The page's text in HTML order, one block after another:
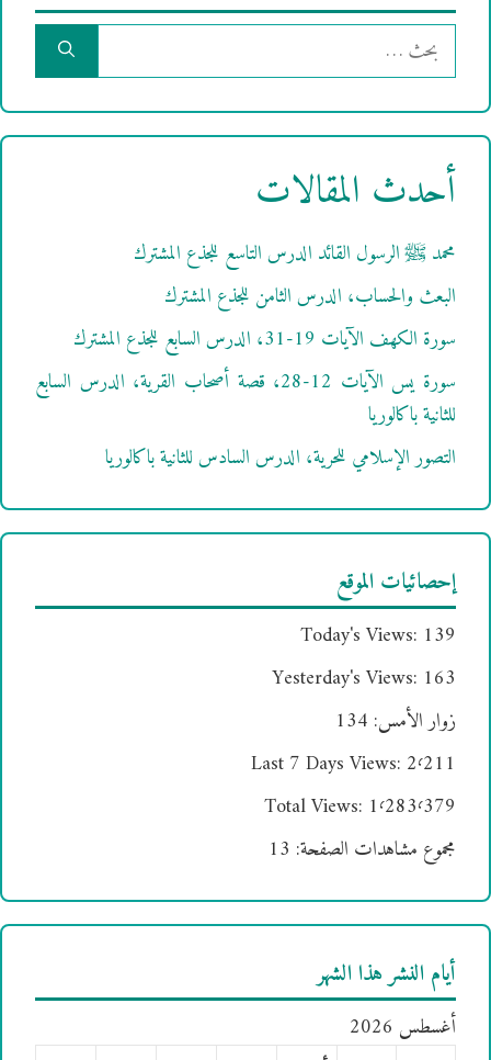
البحث
عن:
أحدث المقالات
محمد ﷺ الرسول القائد الدرس التاسع للجذع المشترك
البعث والحساب، الدرس الثامن للجذع المشترك
سورة الكهف الآيات 19-31، الدرس السابع للجذع المشترك
سورة يس الآيات 12-28، قصة أصحاب القرية، الدرس السابع
للثانية باكالوريا
التصور الإسلامي للحرية، الدرس السادس للثانية باكالوريا
إحصائيات الموقع
Today's Views: 139
Yesterday's Views: 163
زوار الأمس: 134
Last 7 Days Views: 2٬211
Total Views: 1٬283٬379
مجموع مشاهدات الصفحة: 13
أيام النشر هذا الشهر
أغسطس 2026